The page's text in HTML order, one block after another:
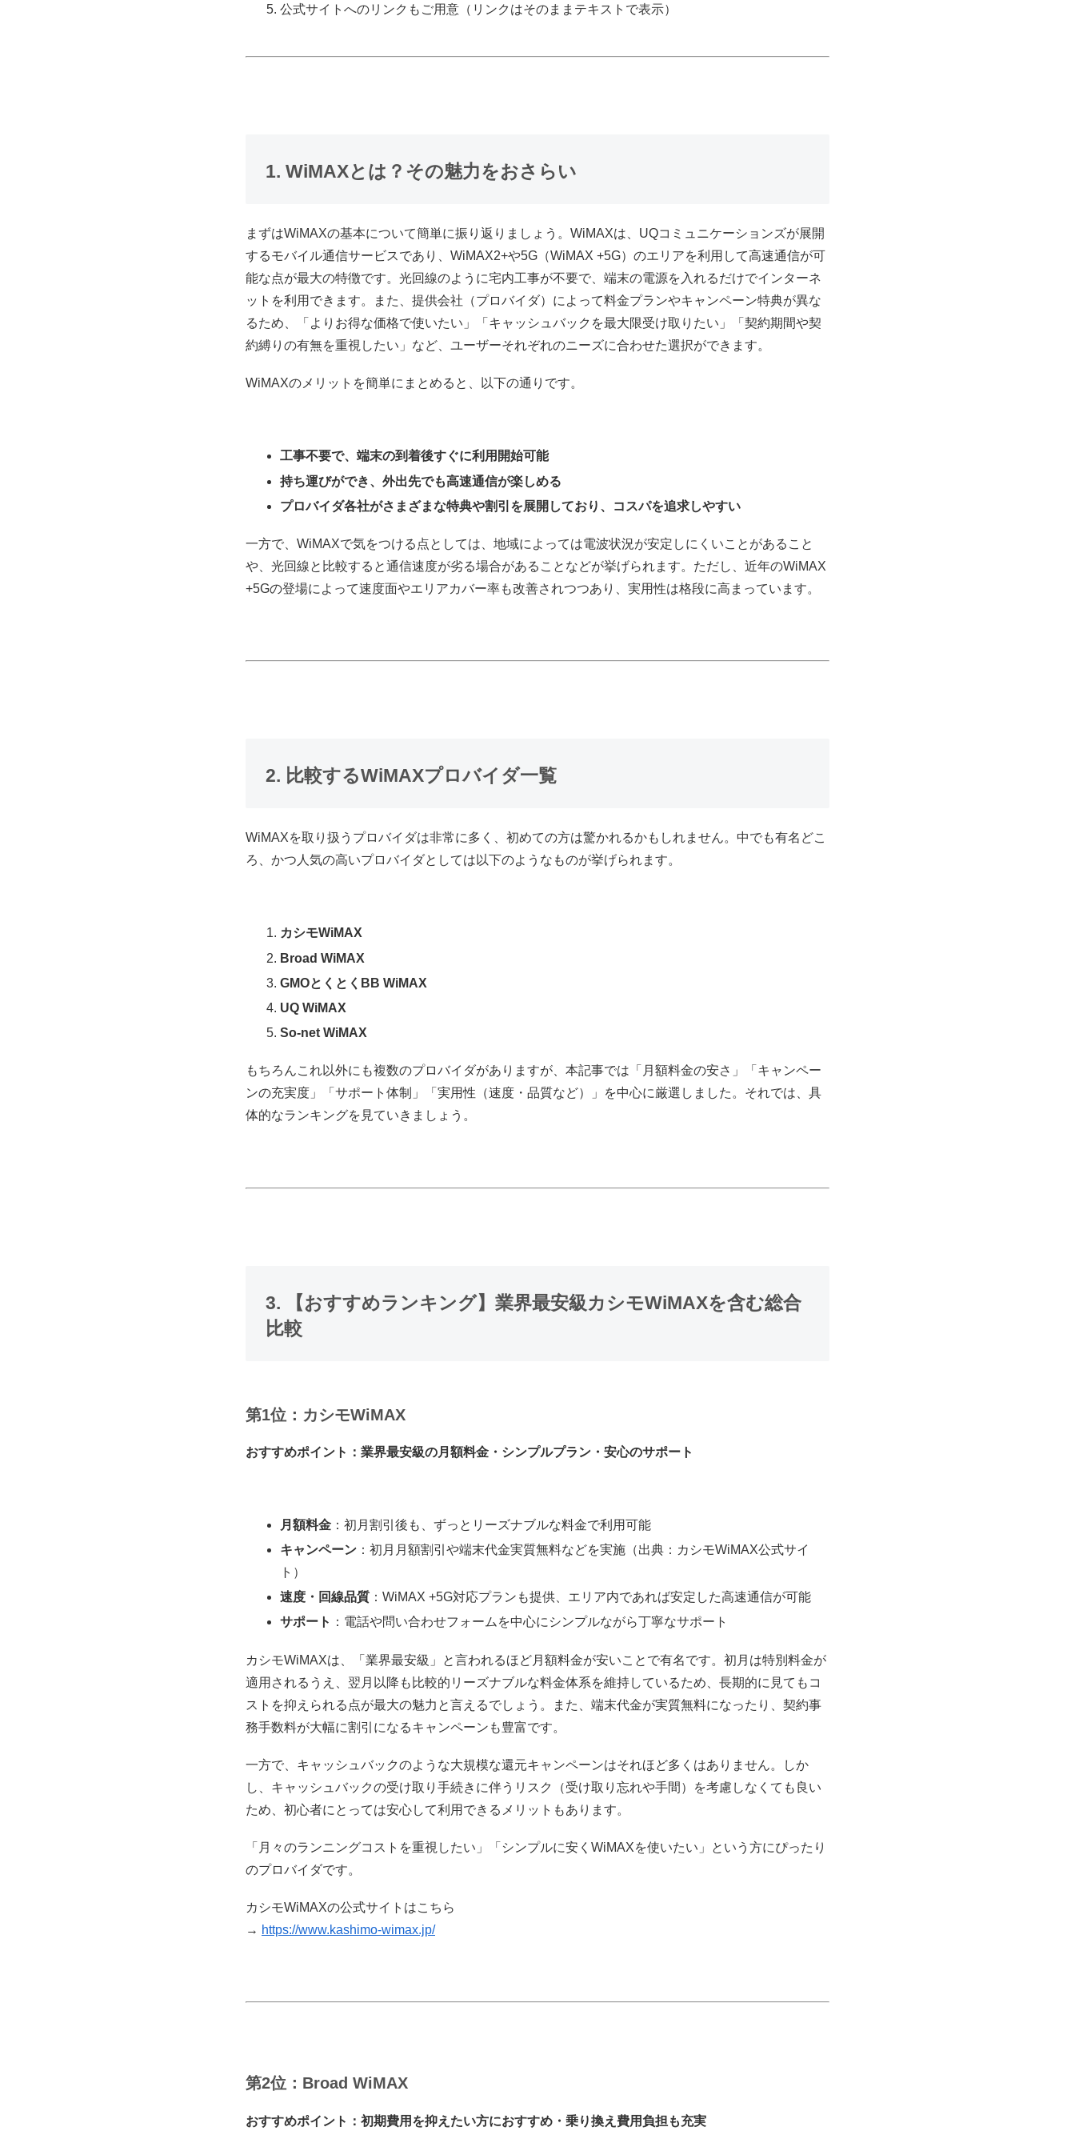
公式サイトへのリンクもご用意（リンクはそのままテキストで表示）
1. WiMAXとは？その魅力をおさらい
まずはWiMAXの基本について簡単に振り返りましょう。WiMAXは、UQコミュニケーションズが展開
するモバイル通信サービスであり、WiMAX2+や5G（WiMAX +5G）のエリアを利用して高速通信が可
能な点が最大の特徴です。光回線のように宅内工事が不要で、端末の電源を入れるだけでインターネ
ットを利用できます。また、提供会社（プロバイダ）によって料金プランやキャンペーン特典が異な
るため、「よりお得な価格で使いたい」「キャッシュバックを最大限受け取りたい」「契約期間や契
約縛りの有無を重視したい」など、ユーザーそれぞれのニーズに合わせた選択ができます。
WiMAXのメリットを簡単にまとめると、以下の通りです。
工事不要で、端末の到着後すぐに利用開始可能
持ち運びができ、外出先でも高速通信が楽しめる
プロバイダ各社がさまざまな特典や割引を展開しており、コスパを追求しやすい
一方で、WiMAXで気をつける点としては、地域によっては電波状況が安定しにくいことがあること
や、光回線と比較すると通信速度が劣る場合があることなどが挙げられます。ただし、近年のWiMAX
+5Gの登場によって速度面やエリアカバー率も改善されつつあり、実用性は格段に高まっています。
2. 比較するWiMAXプロバイダ一覧
WiMAXを取り扱うプロバイダは非常に多く、初めての方は驚かれるかもしれません。中でも有名どこ
ろ、かつ人気の高いプロバイダとしては以下のようなものが挙げられます。
カシモWiMAX
Broad WiMAX
GMOとくとくBB WiMAX
UQ WiMAX
So-net WiMAX
もちろんこれ以外にも複数のプロバイダがありますが、本記事では「月額料金の安さ」「キャンペー
ンの充実度」「サポート体制」「実用性（速度・品質など）」を中心に厳選しました。それでは、具
体的なランキングを見ていきましょう。
3. 【おすすめランキング】業界最安級カシモWiMAXを含む総合
比較
第1位：カシモWiMAX
おすすめポイント：業界最安級の月額料金・シンプルプラン・安心のサポート
月額料金 ：初月割引後も、ずっとリーズナブルな料金で利用可能
キャンペーン ：初月月額割引や端末代金実質無料などを実施（出典：カシモWiMAX公式サイ
ト）
速度・回線品質 ：WiMAX +5G対応プランも提供、エリア内であれば安定した高速通信が可能
サポート ：電話や問い合わせフォームを中心にシンプルながら丁寧なサポート
カシモWiMAXは、「業界最安級」と言われるほど月額料金が安いことで有名です。初月は特別料金が
適用されるうえ、翌月以降も比較的リーズナブルな料金体系を維持しているため、長期的に見てもコ
ストを抑えられる点が最大の魅力と言えるでしょう。また、端末代金が実質無料になったり、契約事
務手数料が大幅に割引になるキャンペーンも豊富です。
一方で、キャッシュバックのような大規模な還元キャンペーンはそれほど多くはありません。しか
し、キャッシュバックの受け取り手続きに伴うリスク（受け取り忘れや手間）を考慮しなくても良い
ため、初心者にとっては安心して利用できるメリットもあります。
「月々のランニングコストを重視したい」「シンプルに安くWiMAXを使いたい」という方にぴったり
のプロバイダです。
カシモWiMAXの公式サイトはこちら
→ https://www.kashimo-wimax.jp/
第2位：Broad WiMAX
おすすめポイント：初期費用を抑えたい方におすすめ・乗り換え費用負担も充実